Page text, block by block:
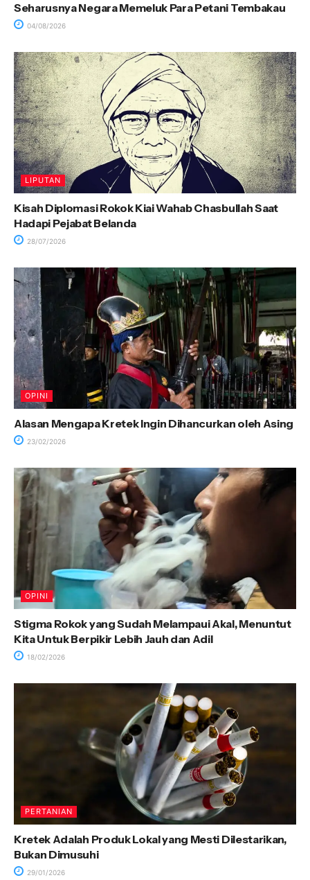
Seharusnya Negara Memeluk Para Petani Tembakau
04/08/2026
LIPUTAN
Kisah Diplomasi Rokok Kiai Wahab Chasbullah Saat
Hadapi Pejabat Belanda
28/07/2026
OPINI
Alasan Mengapa Kretek Ingin Dihancurkan oleh Asing
23/02/2026
OPINI
Stigma Rokok yang Sudah Melampaui Akal, Menuntut
Kita Untuk Berpikir Lebih Jauh dan Adil
18/02/2026
PERTANIAN
Kretek Adalah Produk Lokal yang Mesti Dilestarikan,
Bukan Dimusuhi
29/01/2026